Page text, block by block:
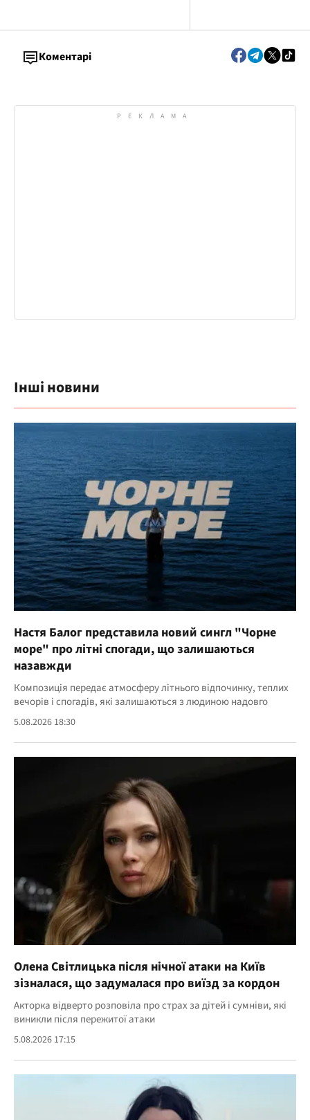
Коментарі
Інші новини
Настя Балог представила новий сингл "Чорне
море" про літні спогади, що залишаються
назавжди
Композиція передає атмосферу літнього відпочинку, теплих
вечорів і спогадів, які залишаються з людиною надовго
5.08.2026 18:30
Олена Світлицька після нічної атаки на Київ
зізналася, що задумалася про виїзд за кордон
Акторка відверто розповіла про страх за дітей і сумніви, які
виникли після пережитої атаки
5.08.2026 17:15